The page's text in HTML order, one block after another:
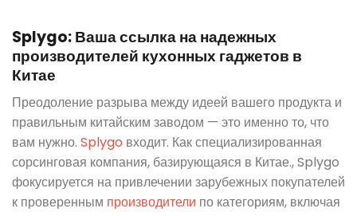
Splygo: Ваша ссылка на надежных
производителей кухонных гаджетов в
Китае
Преодоление разрыва между идеей вашего продукта и
правильным китайским заводом — это именно то, что
вам нужно. Splygo входит. Как специализированная
сорсинговая компания, базирующаяся в Китае., Splygo
фокусируется на привлечении зарубежных покупателей
к проверенным производители по категориям, включая